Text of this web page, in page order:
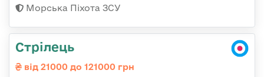
Морська Піхота ЗСУ
Стрілець
від 21000 до 121000 грн